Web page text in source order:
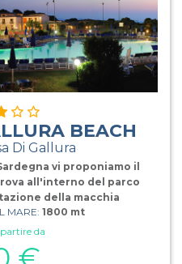
BEACH
Di Gallura
vi proponiamo il
all'interno del parco
della macchia
a pochi passi dalla
di Monti Russu, che con il
rosa, è riconosciuta da
MARE: 1800 mt
da